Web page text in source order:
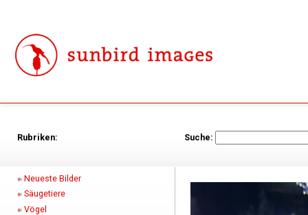
Rubriken: Suche:
Neueste Bilder
Säugetiere
Vögel